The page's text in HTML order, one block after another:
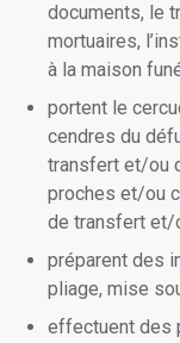
documents, le
mortuaires,
à la maison
portent le
cendres du
transfert et/ou
proches et/ou
de transfert et/
préparent des
pliage, mise
effectuent des